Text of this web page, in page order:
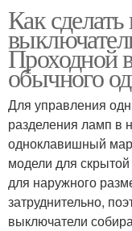
Как
Проходной
обычного
Для управления
разделения ламп в
одноклавишный
модели для
для наружного
затруднительно,
выключатели